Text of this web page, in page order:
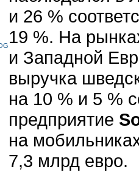
и 26 %
19 %. На
и Западной
выручка
на 10 % и 5 %
предприятие
на
7,3 млрд евро.